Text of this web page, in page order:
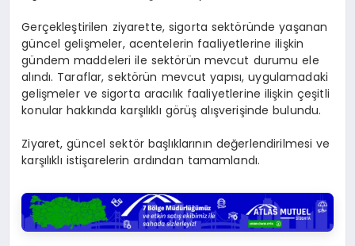
Gerçekleştirilen ziyarette, sigorta sektöründe yaşanan
güncel gelişmeler, acentelerin faaliyetlerine ilişkin
gündem maddeleri ile sektörün mevcut durumu ele
alındı. Taraflar, sektörün mevcut yapısı, uygulamadaki
gelişmeler ve sigorta aracılık faaliyetlerine ilişkin çeşitli
konular hakkında karşılıklı görüş alışverişinde bulundu.
Ziyaret, güncel sektör başlıklarının değerlendirilmesi ve
karşılıklı istişarelerin ardından tamamlandı.